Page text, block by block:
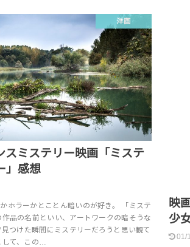
洋画
スミステリー映画「ミステ
」感想
ホラーかとことん暗いのが好き。 「ミステ
品の名前といい、アートワークの暗そうな
つけた瞬間にミステリーだろうと思い観て
て、この…
映
少
01/